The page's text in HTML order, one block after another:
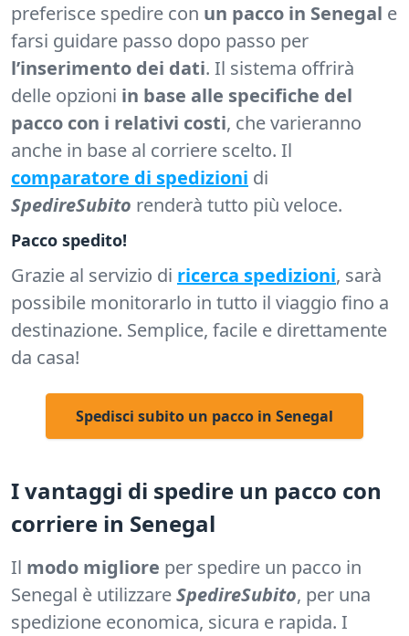
preferisce spedire con un pacco in Senegal e
farsi guidare passo dopo passo per
l’inserimento dei dati. Il sistema offrirà
delle opzioni in base alle specifiche del
pacco con i relativi costi, che varieranno
anche in base al corriere scelto. Il
comparatore di spedizioni di
SpedireSubito renderà tutto più veloce.
Pacco spedito!
Grazie al servizio di ricerca spedizioni, sarà
possibile monitorarlo in tutto il viaggio fino a
destinazione. Semplice, facile e direttamente
da casa!
Spedisci subito un pacco in Senegal
I vantaggi di spedire un pacco con
corriere in Senegal
Il modo migliore per spedire un pacco in
Senegal è utilizzareSpedireSubito, per una
spedizione economica, sicura e rapida. I